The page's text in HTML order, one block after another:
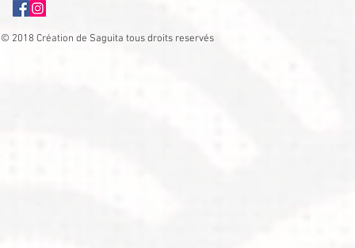
© 2018 Création de Saguita tous droits reservés